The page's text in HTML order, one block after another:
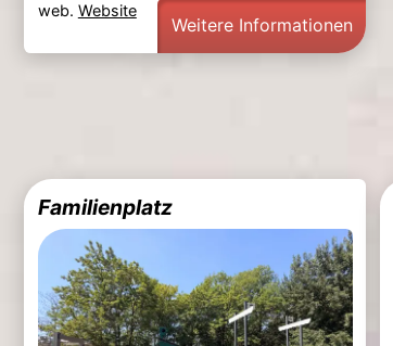
web. Website
Weitere Informationen
Familienplatz